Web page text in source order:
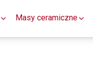
Masy ceramiczne